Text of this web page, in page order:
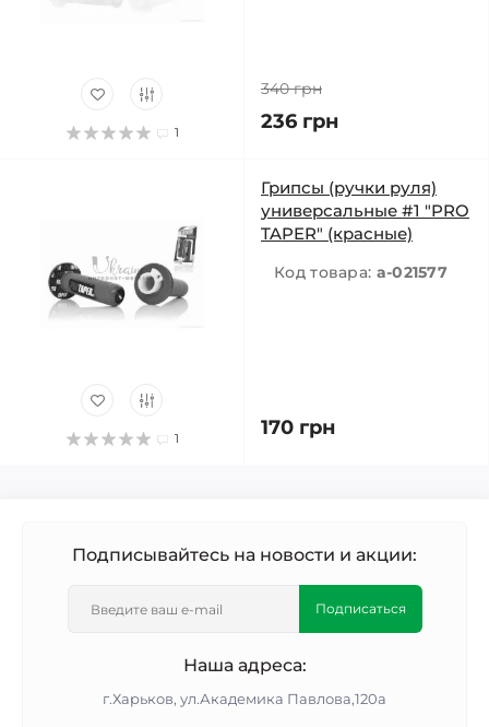
1
340 грн
236 грн
1
Грипсы (ручки руля)
универсальные #1 "PRO
TAPER" (красные)
Код товара: a-021577
170 грн
Подписывайтесь на новости и акции:
Подписаться
Наша адреса:
г.Харьков, ул.Академика Павлова,120а